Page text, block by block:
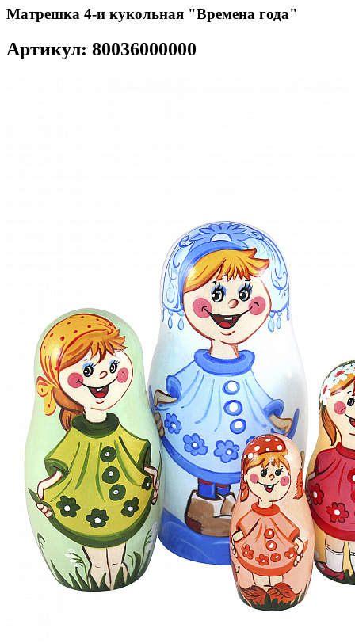
Матрешка 4-и кукольная "Времена года"
Артикул: 80036000000